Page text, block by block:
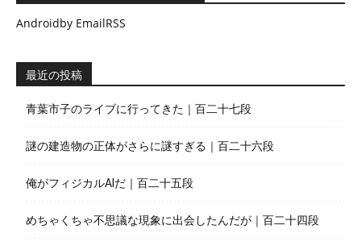
Androidby EmailRSS
最近の投稿
青葉市子のライブに行ってきた｜百二十七段
謎の建造物の正体がさらに謎すぎる｜百二十六段
俺がフィジカルAIだ｜百二十五段
めちゃくちゃ不思議な現象に出会したんだが｜百二十四段